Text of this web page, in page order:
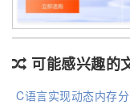
可能感兴趣的
C语言实现动态内存